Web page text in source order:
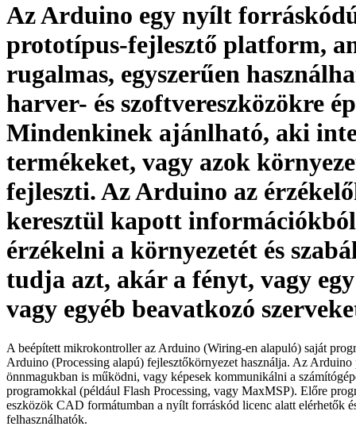
Az Arduino egy nyílt
prototípus-fejlesztő platform,
rugalmas, egyszerűen
harver- és szoftvereszközökre
Mindenkinek ajánlható, aki
termékeket, vagy azok
fejleszti. Az Arduino az
keresztül kapott
érzékelni a környezetét és
tudja azt, akár a fényt, vagy
vagy egyéb beavatkozó
A beépített mikrokontroller az Arduino (Wiring-en alapuló) saját
Arduino (Processing alapú) fejlesztőkörnyezet használja. Az
önnmagukban is működni, vagy képesek kommunikálni a
programokkal (például Flash Processing, vagy MaxMSP). Előre
eszközök CAD formátumban a nyílt forráskód licenc alatt elérhetők
felhasználhatók.